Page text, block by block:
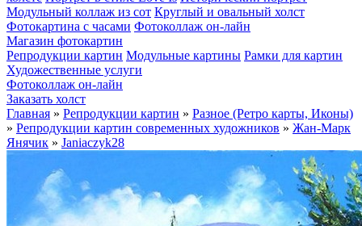
Модульный коллаж из сот Круглый и овальный холст
Фотокартина с часами Фотоколлаж он-лайн
Магазин фотокартин
Репродукции картин Модульные картины Рамки для картин
Художественные услуги
Фотоколлаж он-лайн
Заказать холст
Главная » Репродукции картин » Разное (Ретро карты, Иконы)
» Репродукции картин современных художников » Жан-Марк
Янячик » Janiaczyk28